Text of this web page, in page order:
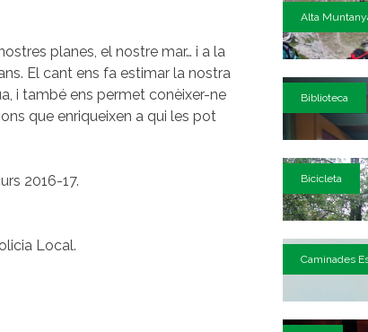
planes, el nostre mar… i a la
El cant ens fa estimar la nostra
i també ens permet conèixer-ne
que enriqueixen a qui les pot
2016-17.
Local.
Alta
Biblioteca
Bicicleta
Caminades